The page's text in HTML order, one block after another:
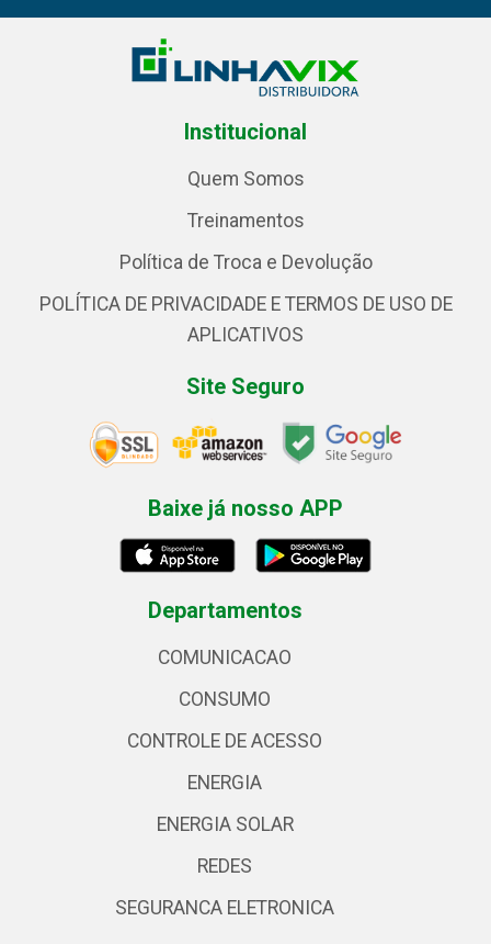
Institucional
Quem Somos
Treinamentos
Política de Troca e Devolução
POLÍTICA DE PRIVACIDADE E TERMOS DE USO DE
APLICATIVOS
Site Seguro
Baixe já nosso APP
Departamentos
COMUNICACAO
CONSUMO
CONTROLE DE ACESSO
ENERGIA
ENERGIA SOLAR
REDES
SEGURANCA ELETRONICA